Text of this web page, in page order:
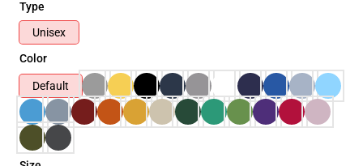
Type
Unisex
Color
Default